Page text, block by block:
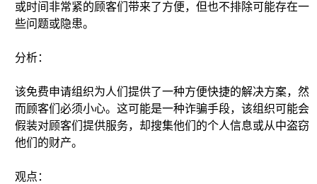
或时间非常紧的顾客们带来了方便，但也不排除可能存在一
些问题或隐患。
分析：
该免费申请组织为人们提供了一种方便快捷的解决方案，然
而顾客们必须小心。这可能是一种诈骗手段，该组织可能会
假装对顾客们提供服务，却搜集他们的个人信息或从中盗窃
他们的财产。
观点：